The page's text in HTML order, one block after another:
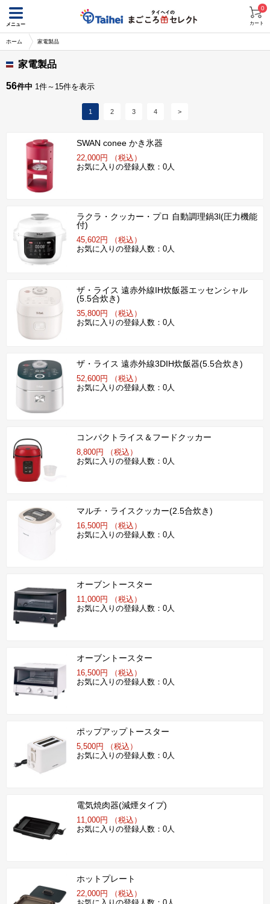
メニュー カート
0
ホーム 家電製品
家電製品
56件中 1件～15件を表示
1 2 3 4 >
SWAN conee かき氷器
22,000円 （税込）
お気に入りの登録人数：0人
ラクラ・クッカー・プロ 自動調理鍋3l(圧力機能
付)
45,602円 （税込）
お気に入りの登録人数：0人
ザ・ライス 遠赤外線IH炊飯器エッセンシャル
(5.5合炊き)
35,800円 （税込）
お気に入りの登録人数：0人
ザ・ライス 遠赤外線3DIH炊飯器(5.5合炊き)
52,600円 （税込）
お気に入りの登録人数：0人
コンパクトライス＆フードクッカー
8,800円 （税込）
お気に入りの登録人数：0人
マルチ・ライスクッカー(2.5合炊き)
16,500円 （税込）
お気に入りの登録人数：0人
オーブントースター
11,000円 （税込）
お気に入りの登録人数：0人
オーブントースター
16,500円 （税込）
お気に入りの登録人数：0人
ポップアップトースター
5,500円 （税込）
お気に入りの登録人数：0人
電気焼肉器(減煙タイプ)
11,000円 （税込）
お気に入りの登録人数：0人
ホットプレート
22,000円 （税込）